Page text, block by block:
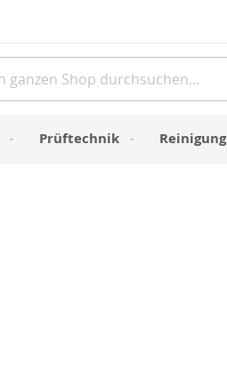
Prüftechnik Reinigung